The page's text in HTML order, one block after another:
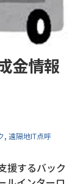
金情報
遠隔地IT点呼
援するバック